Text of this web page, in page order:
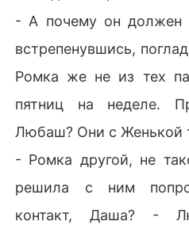
- А почему он должен
встрепенувшись,
Ромка же не из тех
пятниц на неделе.
Любаш? Они с Женькой
- Ромка другой, не
решила с ним
контакт, Даша? -